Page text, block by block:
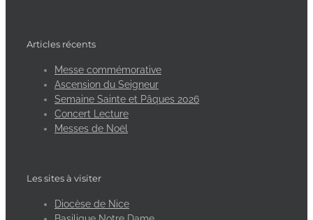
Articles récents
Messe commémorative
Ascension du Seigneur
Semaine Sainte et Pâques 2026
Concert Lecture
Messes de Noël
Les sites à visiter
Diocèse de Nice